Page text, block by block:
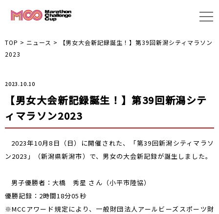
TOP > ニュース >
【男女大会新記録誕生！】第39回新潟シティマラソン
2023
2023.10.10
【男女大会新記録誕生！】第39回新潟シテ
ィマラソン2023
2023年10月8日（日）に開催された、「第39回新潟シティマラソ
ン2023」（新潟県新潟市）で、男女の大会新記録が誕生しました。
男子優勝者：大橋 秀星 さん（小平市陸協）
優勝記録：2時間18分05秒
※MCCアワード規定により、一般財団法人アールビーズスポーツ財